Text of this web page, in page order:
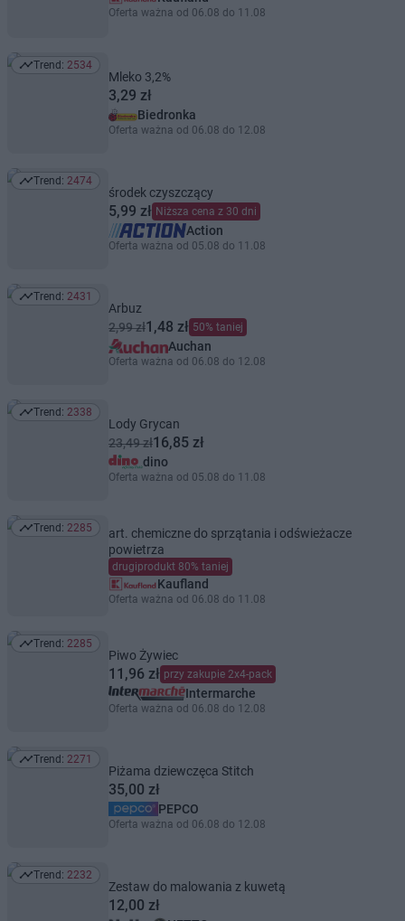
Oferta ważna od 06.08 do 11.08
Trend: 2534
Trend: 2534
Mleko 3,2%
3,29 zł
Biedronka
Oferta ważna od 06.08 do 12.08
Trend: 2474
Trend: 2474
środek czyszczący
5,99 zł Niższa cena z 30 dni
Action
Oferta ważna od 05.08 do 11.08
Trend: 2431
Trend: 2431
Arbuz
2,99 zł1,48 zł 50% taniej
Auchan
Oferta ważna od 06.08 do 12.08
Trend: 2338
Trend: 2338
Lody Grycan
23,49 zł16,85 zł
dino
Oferta ważna od 05.08 do 11.08
Trend: 2285
Trend: 2285
art. chemiczne do sprzątania i odświeżacze
powietrza
drugiprodukt 80% taniej
Kaufland
Oferta ważna od 06.08 do 11.08
Trend: 2285
Trend: 2285
Piwo Żywiec
11,96 zł przy zakupie 2x4-pack
Intermarche
Oferta ważna od 06.08 do 12.08
Trend: 2271
Trend: 2271
Piżama dziewczęca Stitch
35,00 zł
PEPCO
Oferta ważna od 06.08 do 12.08
Trend: 2232
Trend: 2232
Zestaw do malowania z kuwetą
12,00 zł